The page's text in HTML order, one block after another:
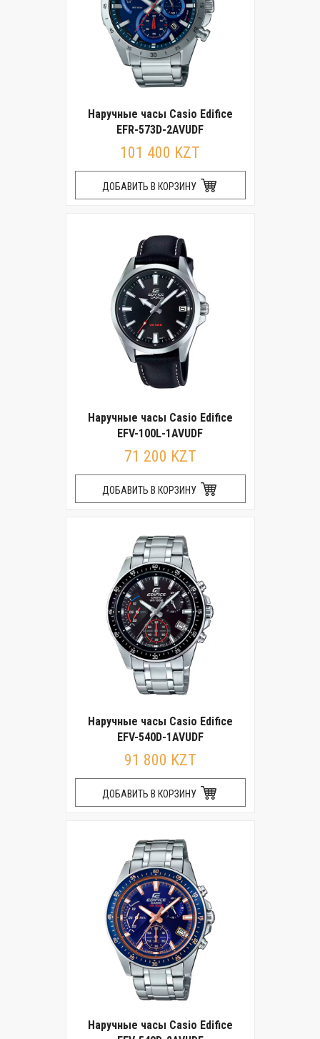
Наручные часы Casio Edifice
EFR-573D-2AVUDF
101 400 KZT
ДОБАВИТЬ В КОРЗИНУ
Наручные часы Casio Edifice
EFV-100L-1AVUDF
71 200 KZT
ДОБАВИТЬ В КОРЗИНУ
Наручные часы Casio Edifice
EFV-540D-1AVUDF
91 800 KZT
ДОБАВИТЬ В КОРЗИНУ
Наручные часы Casio Edifice